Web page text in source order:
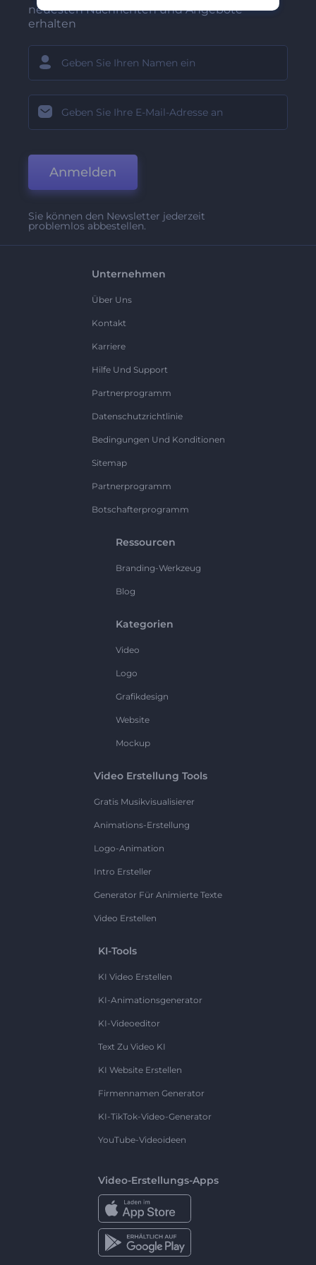
neuesten Nachrichten und Angebote
erhalten
Anmelden
Sie können den Newsletter jederzeit
problemlos abbestellen.
Unternehmen
Über Uns
Kontakt
Karriere
Hilfe Und Support
Partnerprogramm
Datenschutzrichtlinie
Bedingungen Und Konditionen
Sitemap
Partnerprogramm
Botschafterprogramm
Ressourcen
Branding-Werkzeug
Blog
Kategorien
Video
Logo
Grafikdesign
Website
Mockup
Video Erstellung Tools
Gratis Musikvisualisierer
Animations-Erstellung
Logo-Animation
Intro Ersteller
Generator Für Animierte Texte
Video Erstellen
KI-Tools
KI Video Erstellen
KI-Animationsgenerator
KI-Videoeditor
Text Zu Video KI
KI Website Erstellen
Firmennamen Generator
KI-TikTok-Video-Generator
YouTube-Videoideen
Video-Erstellungs-Apps